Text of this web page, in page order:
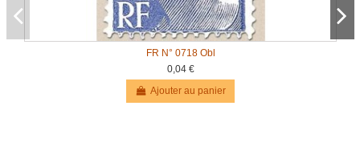
FR N° 0718 Obl
0,04 €
Ajouter au panier